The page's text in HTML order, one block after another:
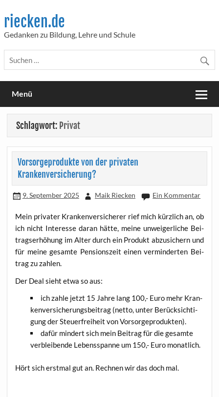
content
riecken.de
Gedanken zu Bildung, Lehre und Schule
Menü
Schlagwort: Privat
Vorsorgeprodukte von der privaten
Krankenversicherung?
9. September 2025 Maik Riecken Ein Kommentar
Mein pri­va­ter Kran­ken­ver­si­che­rer rief mich kürz­lich an, ob
ich nicht Inter­es­se dar­an hät­te, mei­ne unwei­ger­li­che Bei­
trags­er­hö­hung im Alter durch ein Pro­dukt abzu­si­chern und
für mei­ne gesam­te Pen­si­ons­zeit einen ver­min­der­ten Bei­
trag zu zahlen.
Der Deal sieht etwa so aus:
ich zah­le jetzt 15 Jah­re lang 100,- Euro mehr Kran­
ken­ver­si­che­rungs­bei­trag (net­to, unter Berück­sich­ti­
gung der Steu­er­frei­heit von Vorsorgeprodukten).
dafür min­dert sich mein Bei­trag für die gesam­te
ver­blei­ben­de Lebens­span­ne um 150,- Euro monatlich.
Hört sich erst­mal gut an. Rech­nen wir das doch mal.